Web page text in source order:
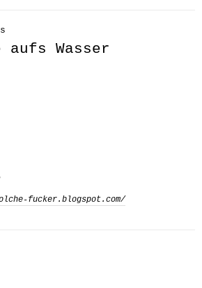
aufs Wasser
fucker.blogspot.com/